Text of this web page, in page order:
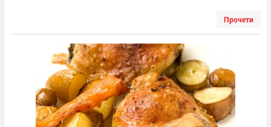
Прочети